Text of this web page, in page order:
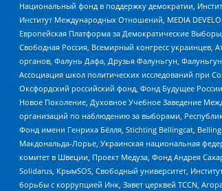
Национальный фонд в поддержку демократии,
Институт Международных Отношений, MEDIA
Европейская Платформа за Демократические
Свободная Россия, Всемирный конгресс украинцев,
органов, Фалунь Дафа, Друзья Фалуньгун,
Ассоциация школ политических исследований при
Оксфордский российский фонд, Фонд Будущее
Новое Поколение, Духовное Учебное Заведение
организаций по наблюдению за выборами,
Фонд имени Генриха Бёлля, Stichting Bellingcat,
Макдональда-Лорье, Украинская национальная
комитет в Швеции, Проект Медуза, Фонд Андрея
Solidarus, КрымSOS, Свободный университет,
борьбы с коррупцией Инк, Завет церквей TCCN,